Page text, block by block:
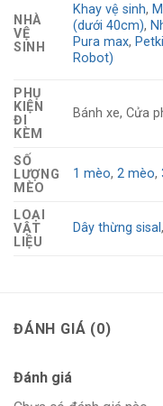
Khu vực
CÂU HỎI
Gỗ MDF có chống
trầy xước khá tốt.
TạiPetto, các cạnh và
NHÀ
VỆ
SINH
Khay vệ sinh,
(dưới 40cm),
Pura max,
Robot)
PHỤ
KIỆN
ĐI
KÈM
Bánh xe, Cửa
SỐ
LƯỢNG
MÈO
1 mèo,2 mèo,
LOẠI
VẬT
LIỆU
Dây thừng sisal
ĐÁNH GIÁ (0)
Đánh giá